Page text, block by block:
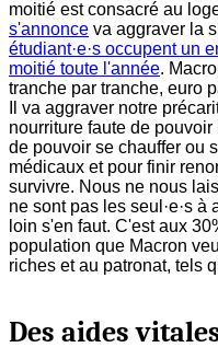
moitié est consacré au
s'annonce va aggraver la
étudiant·e·s occupent un
moitié toute l'année.
tranche par tranche, euro
Il va aggraver notre
nourriture faute de
de pouvoir se chauffer ou
médicaux et pour finir
survivre. Nous ne nous
ne sont pas les seul·e·s
loin s'en faut. C'est aux
population que Macron
riches et au patronat, tels
Des aides